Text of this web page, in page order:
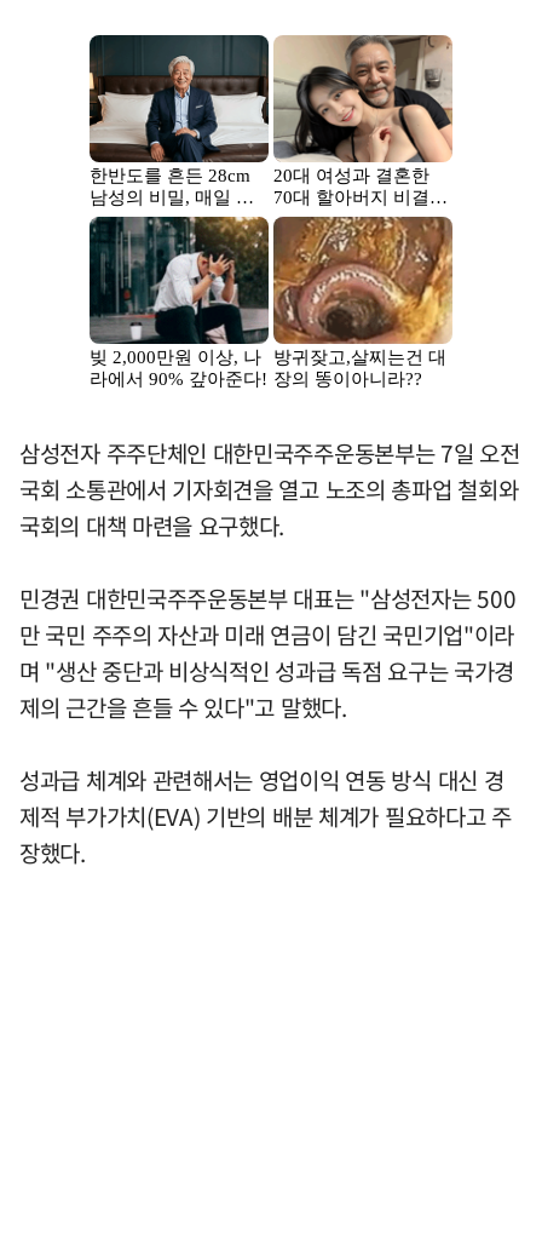
삼성전자 주주단체인 대한민국주주운동본부는 7일 오전
국회 소통관에서 기자회견을 열고 노조의 총파업 철회와
국회의 대책 마련을 요구했다.
민경권 대한민국주주운동본부 대표는 "삼성전자는 500
만 국민 주주의 자산과 미래 연금이 담긴 국민기업"이라
며 "생산 중단과 비상식적인 성과급 독점 요구는 국가경
제의 근간을 흔들 수 있다"고 말했다.
성과급 체계와 관련해서는 영업이익 연동 방식 대신 경
제적 부가가치(EVA) 기반의 배분 체계가 필요하다고 주
장했다.